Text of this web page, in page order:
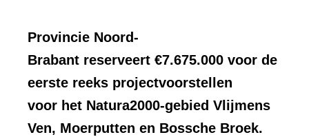
Provincie Noord-
Brabant reserveert €7.675.000 voor de
eerste reeks projectvoorstellen
voor het Natura2000-gebied Vlijmens
Ven, Moerputten en Bossche Broek.